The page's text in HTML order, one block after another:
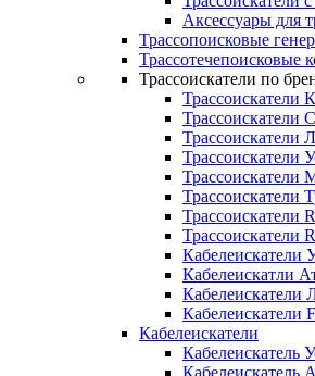
Аксессуары для
Трассопоисковые
Трассотечепоисковые
Трассоискатели по
Трассоискатели
Трассоискатели
Трассоискатели
Трассоискатели
Трассоискатели
Трассоискатели
Трассоискатели
Трассоискатели
Кабелеискатели
Кабелеискатли
Кабелеискатели
Кабелеискатели
Кабелеискатели
Кабелеискатель
Кабелеискатель